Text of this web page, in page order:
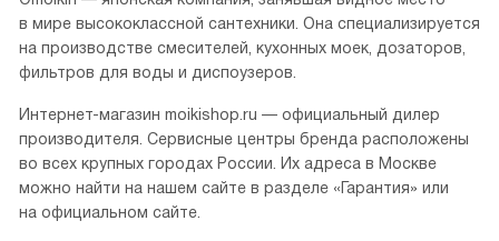
в мире высококлассной сантехники. Она специализируется
на производстве смесителей, кухонных моек, дозаторов,
фильтров для воды и диспоузеров.
Интернет-магазин moikishop.ru — официальный дилер
производителя. Сервисные центры бренда расположены
во всех крупных городах России. Их адреса в Москве
можно найти на нашем сайте в разделе «Гарантия» или
на официальном сайте.